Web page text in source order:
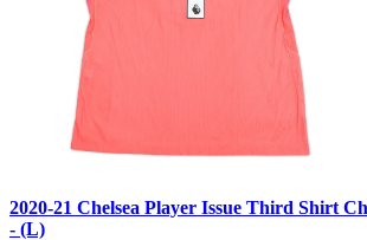
2020-21 Chelsea Player Issue Third Shirt
- (L)